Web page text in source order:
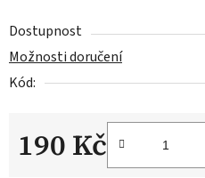
Dostupnost
Možnosti doručení
Kód:
190 Kč